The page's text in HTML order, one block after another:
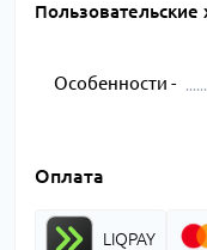
Пользовательские
Особенности -
Оплата
LIQPAY